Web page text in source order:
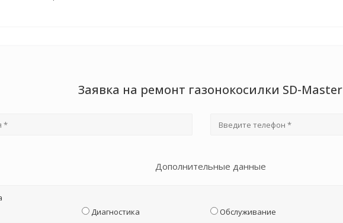
Заявка на ремонт газонокосилки SD-Master
Дополнительные данные
Диагностика Обслуживание